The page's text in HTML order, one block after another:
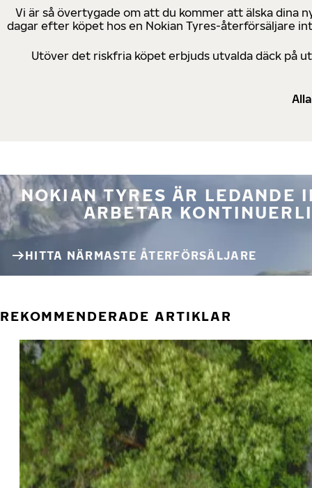
Vi är så övertygade om att du kommer att älska dina
dagar efter köpet hos en Nokian Tyres-återförsäljare
Utöver det riskfria köpet erbjuds utvalda däck på
NOKIAN TYRES ÄR LEDANDE
ARBETAR
HITTA NÄRMASTE ÅTERFÖRSÄLJARE
REKOMMENDERADE ARTIKLAR